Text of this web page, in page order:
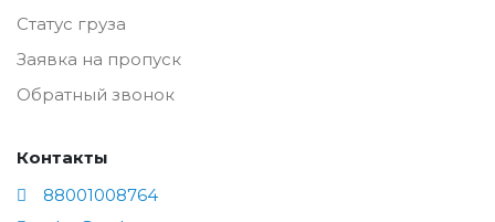
Статус груза
Заявка на пропуск
Обратный звонок
Контакты
88001008764